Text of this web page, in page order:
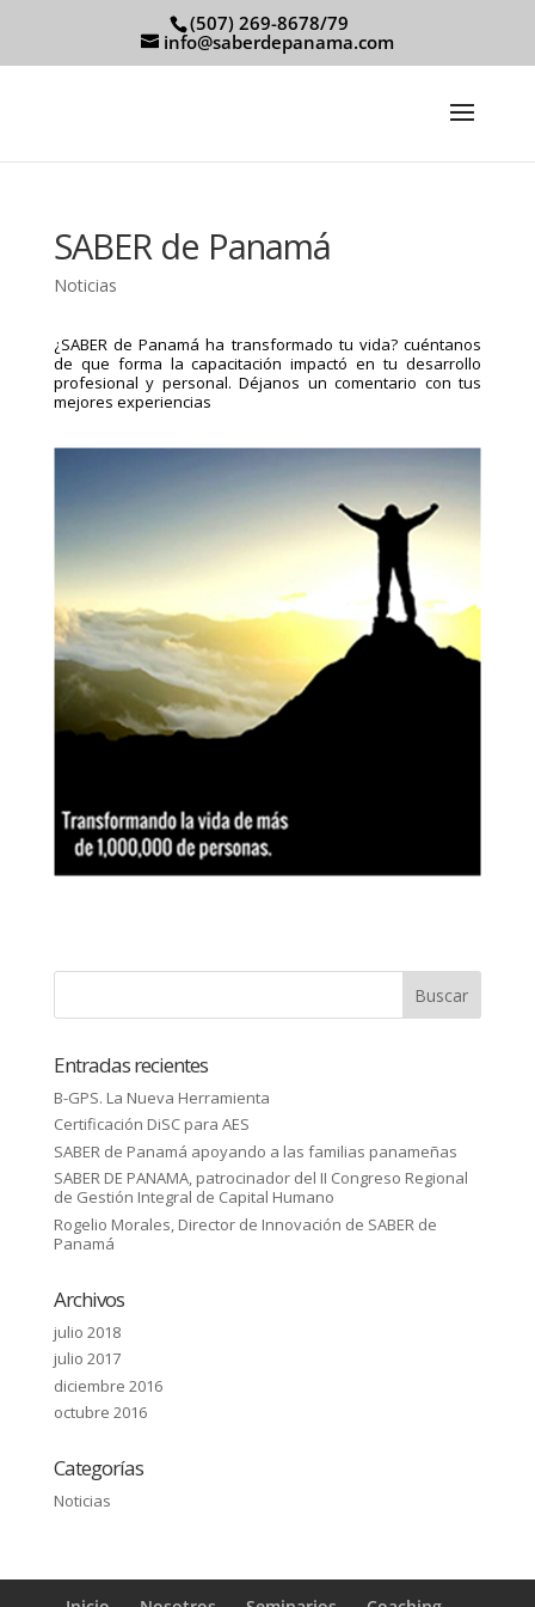
(507) 269-8678/79
info@saberdepanama.com
SABER de Panamá
Noticias
¿SABER de Panamá ha transformado tu vida? cuéntanos
de que forma la capacitación impactó en tu desarrollo
profesional y personal.Déjanos un comentario con tus
mejores experiencias
Entradas recientes
B-GPS. La Nueva Herramienta
Certificación DiSC para AES
SABER de Panamá apoyando a las familias panameñas
SABER DE PANAMA, patrocinador del II Congreso Regional
de Gestión Integral de Capital Humano
Rogelio Morales, Director de Innovación de SABER de
Panamá
Archivos
julio 2018
julio 2017
diciembre 2016
octubre 2016
Categorías
Noticias